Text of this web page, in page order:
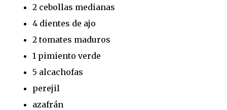
2 cebollas medianas
4 dientes de ajo
2 tomates maduros
1 pimiento verde
5 alcachofas
perejil
azafrán